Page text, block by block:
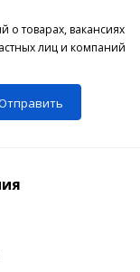
о товарах, вакансиях
лиц и компаний